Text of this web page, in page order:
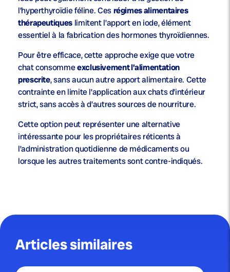
l’hyperthyroïdie féline. Cesrégimes alimentaires
thérapeutiqueslimitent l’apport en iode, élément
essentiel à la fabrication des hormones thyroïdiennes.
Pour être efficace, cette approche exige que votre
chat consommeexclusivement l’alimentation
prescrite, sans aucun autre apport alimentaire. Cette
contrainte en limite l’application aux chats d’intérieur
strict, sans accès à d’autres sources de nourriture.
Cette option peut représenter une alternative
intéressante pour les propriétaires réticents à
l’administration quotidienne de médicaments ou
lorsque les autres traitements sont contre-indiqués.
Articles similaires